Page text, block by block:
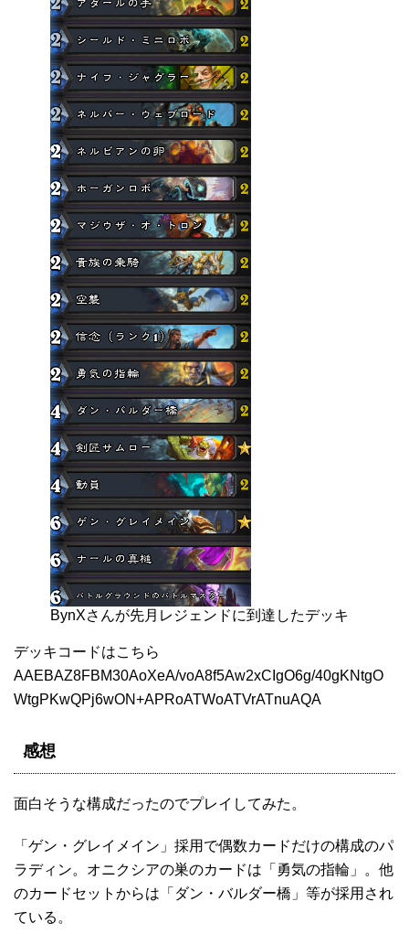
BynXさんが先月レジェンドに到達したデッキ
デッキコードはこちら
AAEBAZ8FBM30AoXeA/voA8f5Aw2xCIgO6g/40gKNtgO
WtgPKwQPj6wON+APRoATWoATVrATnuAQA
感想
面白そうな構成だったのでプレイしてみた。
「ゲン・グレイメイン」採用で偶数カードだけの構成のパ
ラディン。オニクシアの巣のカードは「勇気の指輪」。他
のカードセットからは「ダン・バルダー橋」等が採用され
ている。